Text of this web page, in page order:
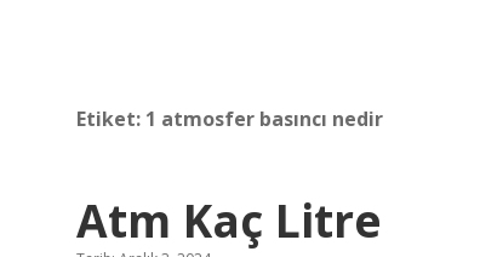
Etiket: 1 atmosfer basıncı nedir
Atm Kaç Litre